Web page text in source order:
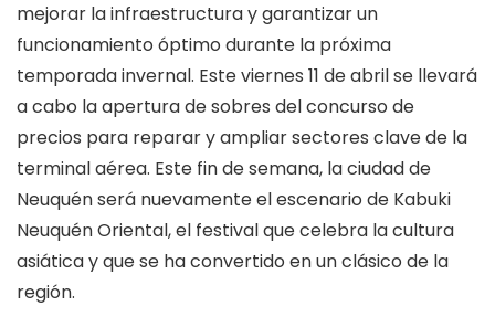
mejorar la infraestructura y garantizar un
funcionamiento óptimo durante la próxima
temporada invernal. Este viernes 11 de abril se llevará
a cabo la apertura de sobres del concurso de
precios para reparar y ampliar sectores clave de la
terminal aérea. Este fin de semana, la ciudad de
Neuquén será nuevamente el escenario de Kabuki
Neuquén Oriental, el festival que celebra la cultura
asiática y que se ha convertido en un clásico de la
región.